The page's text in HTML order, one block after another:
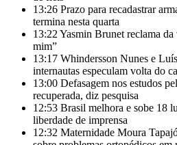
13:26 Prazo para recadastrar
termina nesta quarta
13:22 Yasmin Brunet reclama
mim”
13:17 Whindersson Nunes e
internautas especulam volta do
13:00 Defasagem nos estudos
recuperada, diz pesquisa
12:53 Brasil melhora e sobe 18
liberdade de imprensa
12:32 Maternidade Moura